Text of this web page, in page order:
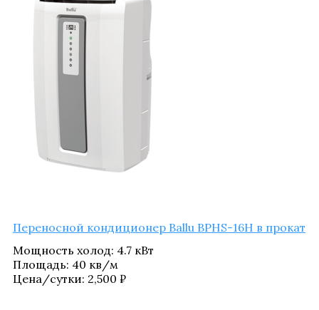
Пере­нос­ной кон­ди­ци­о­нер Ballu BPHS-16H в прокат
Мощ­ность холод: 4.7 кВт
Пло­щадь: 40 кв/​м
Цена/​сутки: 2,500 ₽